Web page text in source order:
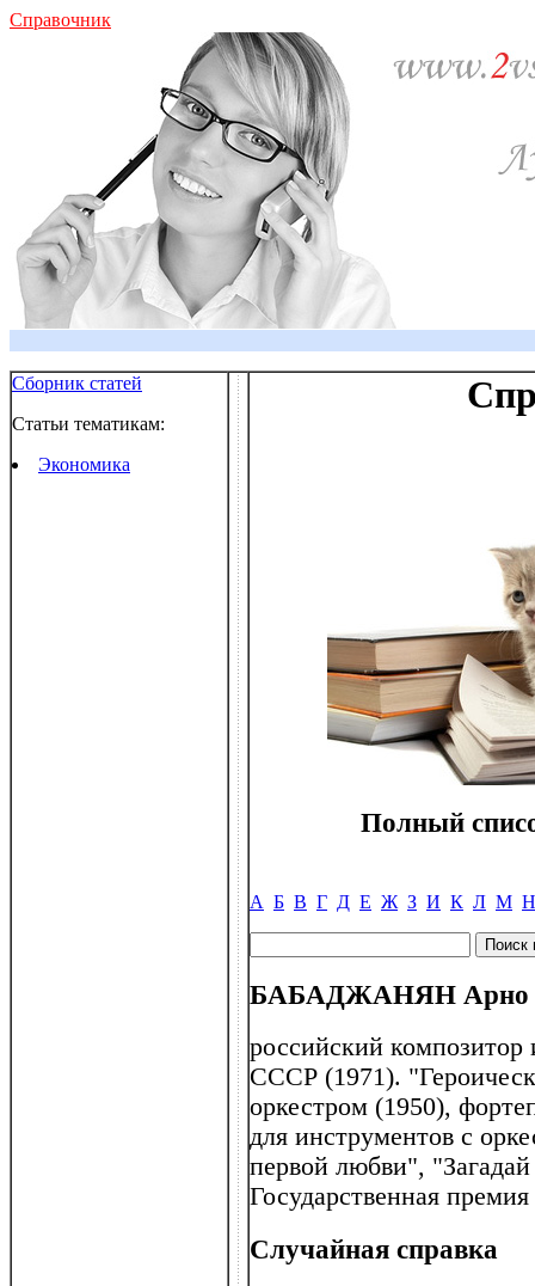
Справочник
Сборник статей
Статьи тематикам:
Экономика
Полный
А Б В Г Д Е Ж З И К Л М Н
БАБАДЖАНЯН Арно
российский композитор
СССР (1971).
оркестром (1950),
для инструментов с
первой любви",
Государственная
Случайная справка